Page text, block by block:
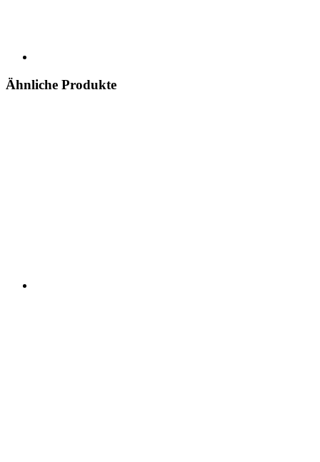
Ähnliche Produkte